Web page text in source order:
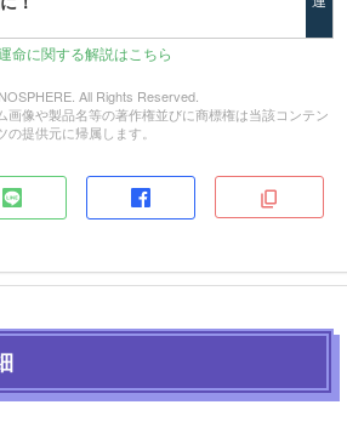
命に関する解説はこちら
All Rights Reserved.
画像や製品名等の著作権並びに商標権は当該コンテン
の提供元に帰属します。